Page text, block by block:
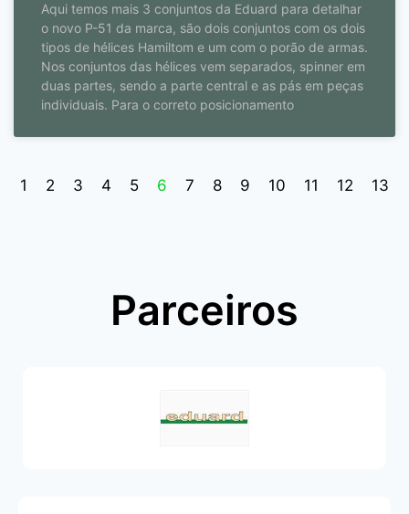
Aqui temos mais 3 conjuntos da Eduard para detalhar
o novo P-51 da marca, são dois conjuntos com os dois
tipos de hélices Hamiltom e um com o porão de armas.
Nos conjuntos das hélices vem separados, spinner em
duas partes, sendo a parte central e as pás em peças
individuais. Para o correto posicionamento
1 2 3 4 5 6 7 8 9 10 11 12 13
Parceiros